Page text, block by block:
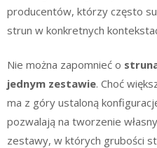
producentów, którzy często
strun w konkretnych
Nie można zapomnieć o
jednym zestawie. Choć
ma z góry ustaloną
pozwalają na tworzenie
zestawy, w których grubości